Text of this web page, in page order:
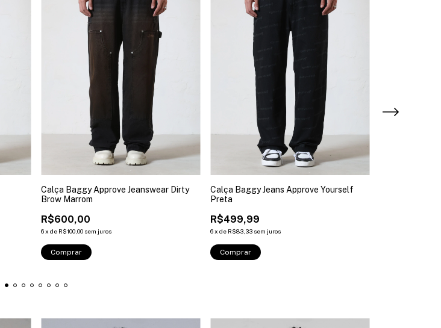
Calça Baggy Approve Jeanswear Dirty
Brow Marrom
R$600,00
6x de R$100,00 sem juros
Comprar
Calça Baggy Jeans Approve Yourself
Preta
R$499,99
6x de R$83,33 sem juros
Comprar